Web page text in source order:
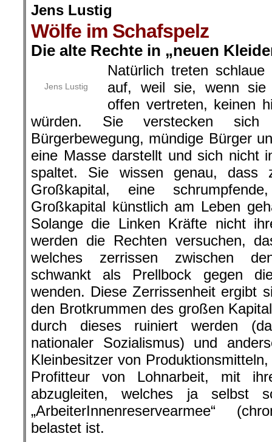
Jens Lustig
Wölfe im Schafspelz
Die alte Rechte in „neuen
Jens Lustig
Natürlich treten
auf, weil sie, wenn sie
offen vertreten, keinen
würden. Sie verstecken
Bürgerbewegung, mündige Bürger
eine Masse darstellt und sich nicht
spaltet. Sie wissen genau, dass
Großkapital, eine
Großkapital künstlich am Leben
Solange die Linken Kräfte nicht
werden die Rechten versuchen,
welches zerrissen zwischen
schwankt als Prellbock gegen
wenden. Diese Zerrissenheit ergibt
den Brotkrummen des großen
durch dieses ruiniert werden
nationaler Sozialismus) und
Kleinbesitzer von
Profitteur von Lohnarbeit, mit
abzugleiten, welches ja selbst
„ArbeiterInnenreservearmee“
belastet ist.